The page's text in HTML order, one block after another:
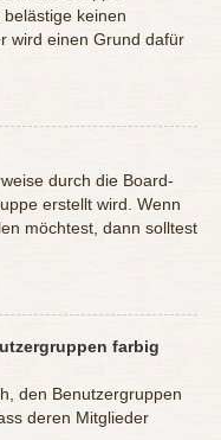
keinen
wird einen Grund dafür
durch die Board-
erstellt wird. Wenn
möchtest, dann solltest
farbig
den Benutzergruppen
deren Mitglieder